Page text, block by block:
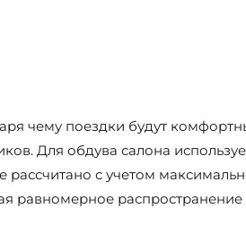
чему поездки будут
Для обдува салона
с учетом
равномерное распространение